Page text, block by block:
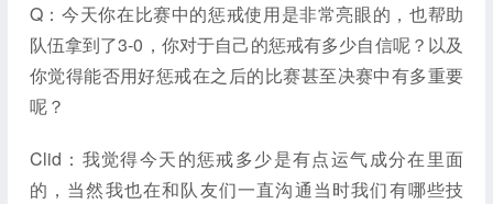
Q：今天你在比赛中的惩戒使用是非常亮眼的，也帮助
队伍拿到了3-0，你对于自己的惩戒有多少自信呢？以及
你觉得能否用好惩戒在之后的比赛甚至决赛中有多重要
呢？
Clid：我觉得今天的惩戒多少是有点运气成分在里面
的，当然我也在和队友们一直沟通当时我们有哪些技